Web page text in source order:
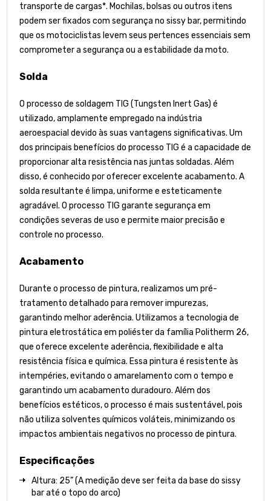
transporte de cargas*. Mochilas, bolsas ou outros itens
podem ser fixados com segurança no sissy bar, permitindo
que os motociclistas levem seus pertences essenciais sem
comprometer a segurança ou a estabilidade da moto.
Solda
O processo de soldagem TIG (Tungsten Inert Gas) é
utilizado, amplamente empregado na indústria
aeroespacial devido às suas vantagens significativas. Um
dos principais benefícios do processo TIG é a capacidade de
proporcionar alta resistência nas juntas soldadas. Além
disso, é conhecido por oferecer excelente acabamento. A
solda resultante é limpa, uniforme e esteticamente
agradável. O processo TIG garante segurança em
condições severas de uso e permite maior precisão e
controle no processo.
Acabamento
Durante o processo de pintura, realizamos um pré-
tratamento detalhado para remover impurezas,
garantindo melhor aderência. Utilizamos a tecnologia de
pintura eletrostática em poliéster da família Politherm 26,
que oferece excelente aderência, flexibilidade e alta
resistência física e química. Essa pintura é resistente às
intempéries, evitando o amarelamento com o tempo e
garantindo um acabamento duradouro. Além dos
benefícios estéticos, o processo é mais sustentável, pois
não utiliza solventes químicos voláteis, minimizando os
impactos ambientais negativos no processo de pintura.
Especificações
Altura: 25” (A medição deve ser feita da base do sissy
bar até o topo do arco)